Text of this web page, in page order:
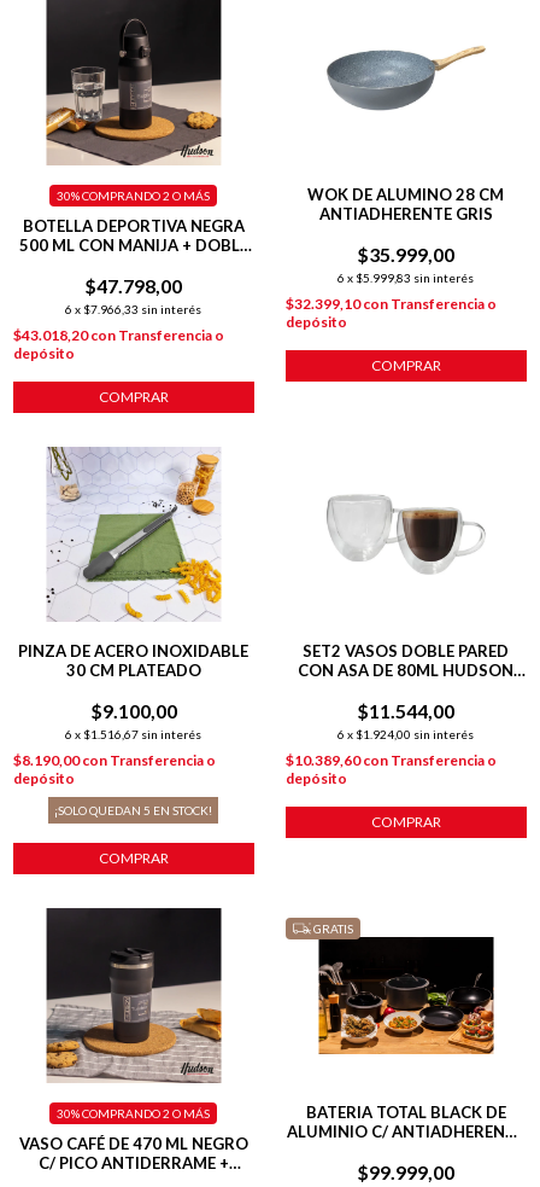
BOTELLA DEPORTIVA NEGRA
500 ML CON MANIJA + DOBLE
$47.798,00
6 x $7.966,33 sin interés
30%COMPRANDO 2 O MÁS
$43.018,20con Transferencia o
depósito
COMPRAR
WOK DE ALUMINO 28 CM
ANTIADHERENTE GRIS
$35.999,00
6 x $5.999,83 sin interés
$32.399,10con Transferencia o
depósito
COMPRAR
PINZA DE ACERO INOXIDABLE
30 CM PLATEADO
$9.100,00
6 x $1.516,67 sin interés
$8.190,00con Transferencia o
depósito
¡SOLO QUEDAN 5 EN STOCK!
COMPRAR
SET2 VASOS DOBLE PARED
CON ASA DE 80ML HUDSON
$11.544,00
6 x $1.924,00 sin interés
$10.389,60con Transferencia o
depósito
COMPRAR
VASO CAFÉ DE 470 ML NEGRO
C/ PICO ANTIDERRAME +
30%COMPRANDO 2 O MÁS
GRATIS
BATERIA TOTAL BLACK DE
ALUMINIO C/ ANTIADHERENTE
$99.999,00